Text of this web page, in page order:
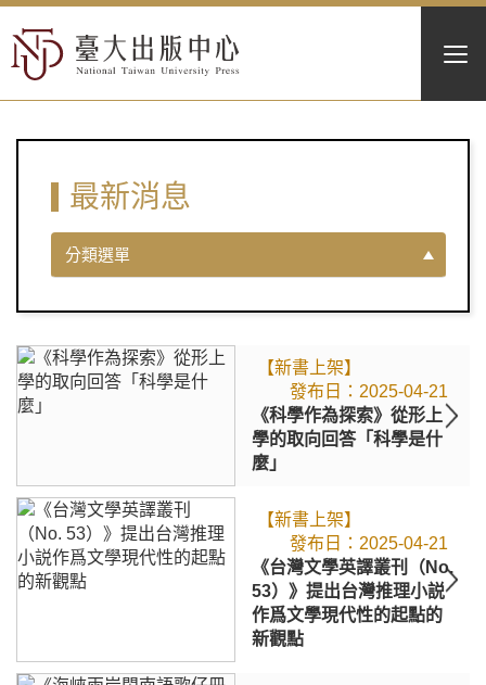
最新消息
分類選單
【新書上架】
2025-04-21
《科學作為探索》從形上
學的取向回答「科學是什
麼」
【新書上架】
2025-04-21
《台灣文學英譯叢刊（No.
53）》提出台灣推理小説
作爲文學現代性的起點的
新觀點